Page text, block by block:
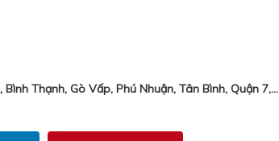
Thạnh, Gò Vấp, Phú Nhuận, Tân Bình, Quận 7,…